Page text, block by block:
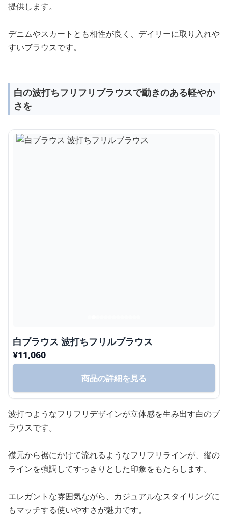
提供します。
デニムやスカートとも相性が良く、デイリーに取り入れや
すいブラウスです。
白の波打ちフリフリブラウスで動きのある軽やか
さを
白ブラウス 波打ちフリルブラウス
¥11,060
商品の詳細を見る
波打つようなフリフリデザインが立体感を生み出す白のブ
ラウスです。
襟元から裾にかけて流れるようなフリフリラインが、縦の
ラインを強調してすっきりとした印象をもたらします。
エレガントな雰囲気ながら、カジュアルなスタイリングに
もマッチする使いやすさが魅力です。